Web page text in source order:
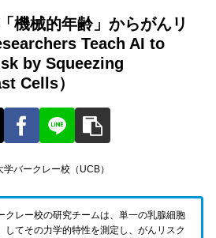
機械的年齢」からがんリ
Teach AI to
by Squeezing
Cells）
バークレー校（UCB）
クレー校の研究チームは、単一の乳腺細胞
してその力学的特性を測定し、がんリスク